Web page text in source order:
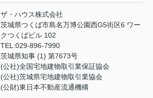
ザ・ハウス株式会社
茨城県つくば市島名万博公園西G5街区6 ワー
クつくばビル 102
TEL:029-896-7990
茨城県知事 (1) 第7673号
(公社)全国宅地建物取引業保証協会
(公社)茨城県宅地建物取引業協会
(公財)東日本不動産流通機構